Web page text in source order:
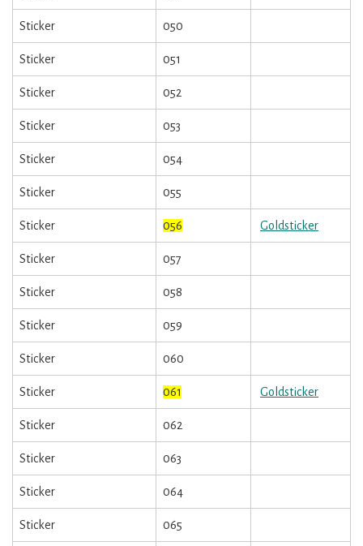
Sticker 050
Sticker 051
Sticker 052
Sticker 053
Sticker 054
Sticker 055
Sticker 056 Goldsticker
Sticker 057
Sticker 058
Sticker 059
Sticker 060
Sticker 061 Goldsticker
Sticker 062
Sticker 063
Sticker 064
Sticker 065